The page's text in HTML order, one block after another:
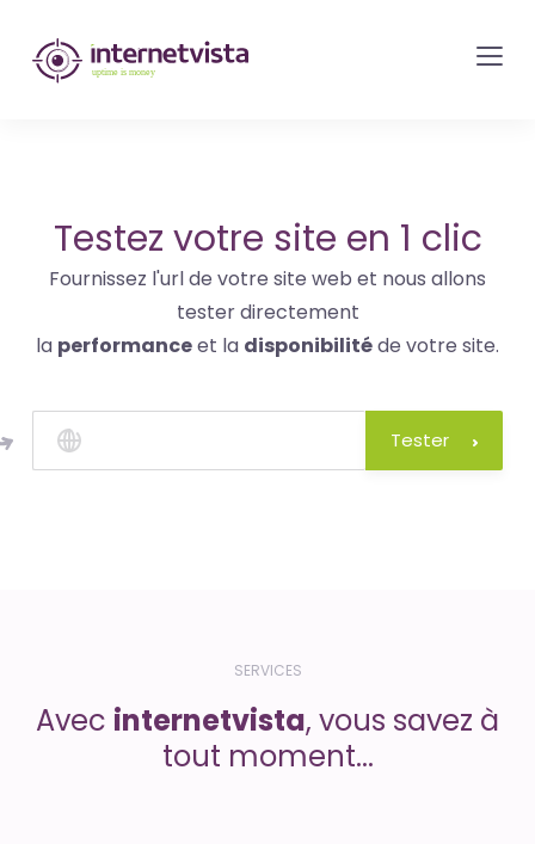
internetvista
monitoring
site
web
et
de
services
internet-
Uptime
is
Testez votre site en 1 clic
Fournissez l'url de votre site web et nous allons
tester directement
la performanceet la disponibilitéde votre site.
Tester
SERVICES
Avec internetvista, vous savez à
tout moment...